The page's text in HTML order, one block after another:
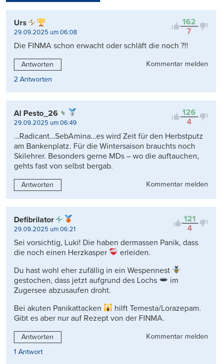
Kontrovers
162
7
Urs
29.09.2025 um 06:08
Die FINMA schon erwacht oder schläft die noch ?!!
Antworten
Kommentar melden
2 Antworten
126
4
Al Pesto_26
29.09.2025 um 06:49
…Radicant…SebAmina…es wird Zeit für den Herbstputz
am Bankenplatz. Für die Wintersaison brauchts noch
Skilehrer. Besonders gerne MDs – wo die auftauchen,
gehts fast von selbst bergab.
Antworten Kommentar melden
121
4
Defibrilator
29.09.2025 um 06:21
Sei vorsichtig, Luki! Die haben dermassen Panik, dass
die noch einen Herzkasper
erleiden.
Du hast wohl eher zufällig in ein Wespennest
gestochen, dass jetzt aufgrund des Lochs
im
Zugersee abzusaufen droht.
Bei akuten Panikattacken
hilft Temesta/Lorazepam.
Gibt es aber nur auf Rezept von der FINMA.
Antworten
Kommentar melden
1 Antwort